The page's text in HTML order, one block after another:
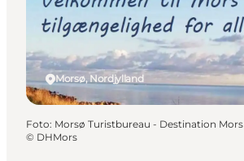
Morsø, Nordjylland
Foto: Morsø Turistbureau - Destination Mors
© DHMors